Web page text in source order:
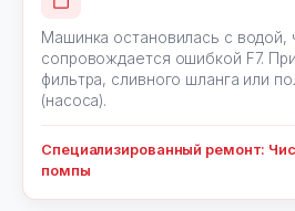
Машинка остановилась с водой,
сопровождается ошибкой F7.
фильтра, сливного шланга или
(насоса).
Специализированный ремонт:
помпы